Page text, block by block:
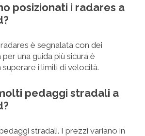
posizionati i radares a
è segnalata con dei
una guida più sicura è
i limiti di velocità.
pedaggi stradali a
stradali. I prezzi variano in